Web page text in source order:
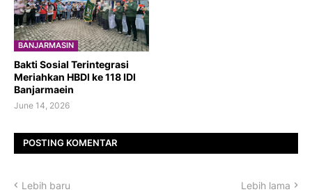
BANJARMASIN
Bakti Sosial Terintegrasi
Meriahkan HBDI ke 118 IDI
Banjarmaein
June 14, 2026
POSTING KOMENTAR
Lebih baru Lebih lama